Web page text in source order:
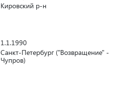
Кировский р-н
1.1.1990
Санкт-Петербург ("Возвращение" -
Чупров)